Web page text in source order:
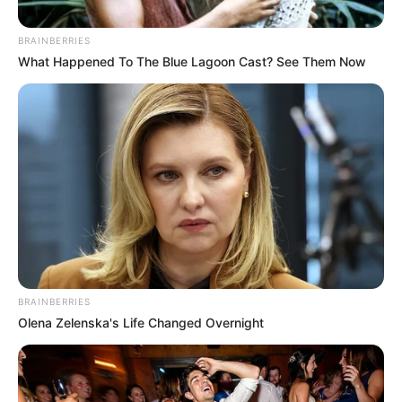
Inaldo Pérez - Sistema Integrado Digital
Desempleo
Por:
Erika Villanueva
Febrero 28, 2023
BRAINBERRIES
What Happened To The Blue Lagoon Cast? See Them Now
BRAINBERRIES
Olena Zelenska's Life Changed Overnight